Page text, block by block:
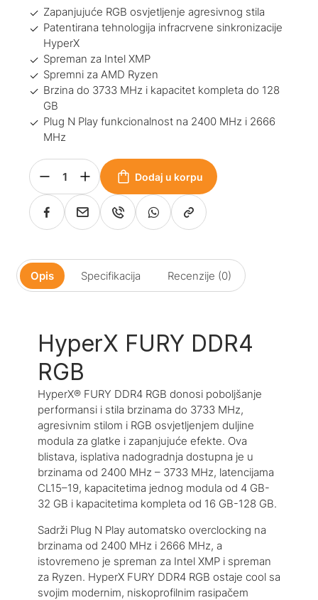
Zapanjujuće RGB osvjetljenje agresivnog stila
Patentirana tehnologija infracrvene sinkronizacije
HyperX
Spreman za Intel XMP
Spremni za AMD Ryzen
Brzina do 3733 MHz i kapacitet kompleta do 128
GB
Plug N Play funkcionalnost na 2400 MHz i 2666
MHz
Dodaj u korpu
Opis Specifikacija Recenzije (0)
HyperX FURY DDR4
RGB
HyperX® FURY DDR4 RGB donosi poboljšanje
performansi i stila brzinama do 3733 MHz,
agresivnim stilom i RGB osvjetljenjem duljine
modula za glatke i zapanjujuće efekte. Ova
blistava, isplativa nadogradnja dostupna je u
brzinama od 2400 MHz – 3733 MHz, latencijama
CL15–19, kapacitetima jednog modula od 4 GB-
32 GB i kapacitetima kompleta od 16 GB-128 GB.
Sadrži Plug N Play automatsko overclocking na
brzinama od 2400 MHz i 2666 MHz, a
istovremeno je spreman za Intel XMP i spreman
za Ryzen. HyperX FURY DDR4 RGB ostaje cool sa
svojim modernim, niskoprofilnim rasipačem